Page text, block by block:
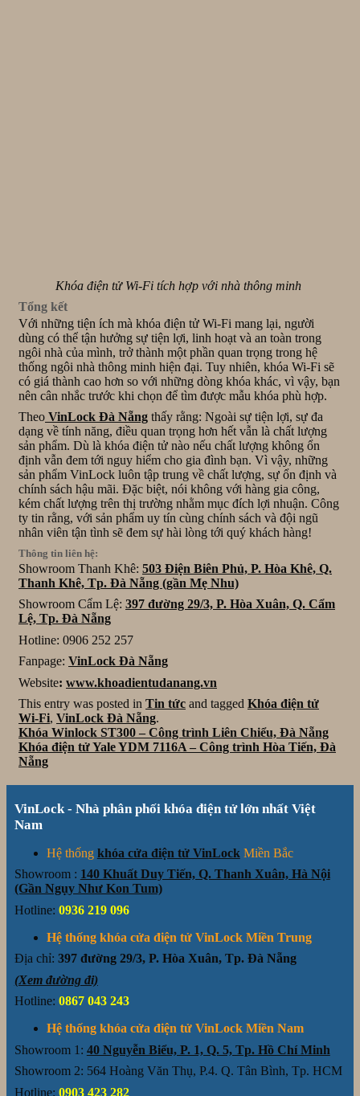
Khóa điện tử Wi-Fi tích hợp với nhà thông minh
Tổng kết
Với những tiện ích mà khóa điện tử Wi-Fi mang lại, người
dùng có thể tận hưởng sự tiện lợi, linh hoạt và an toàn trong
ngôi nhà của mình, trở thành một phần quan trọng trong hệ
thống ngôi nhà thông minh hiện đại. Tuy nhiên, khóa Wi-Fi sẽ
có giá thành cao hơn so với những dòng khóa khác, vì vậy, bạn
nên cân nhắc trước khi chọn để tìm được mẫu khóa phù hợp.
Theo VinLock Đà Nẵng thấy rằng: Ngoài sự tiện lợi, sự đa
dạng về tính năng, điều quan trọng hơn hết vẫn là chất lượng
sản phẩm. Dù là khóa điện tử nào nếu chất lượng không ổn
định vẫn đem tới nguy hiểm cho gia đình bạn. Vì vậy, những
sản phẩm VinLock luôn tập trung về chất lượng, sự ổn định và
chính sách hậu mãi. Đặc biệt, nói không với hàng gia công,
kém chất lượng trên thị trường nhằm mục đích lợi nhuận. Công
ty tin rằng, với sản phẩm uy tín cùng chính sách và đội ngũ
nhân viên tận tình sẽ đem sự hài lòng tới quý khách hàng!
Thông tin liên hệ:
Showroom Thanh Khê: 503 Điện Biên Phủ, P. Hòa Khê, Q.
Thanh Khê, Tp. Đà Nẵng (gần Mẹ Nhu)
Showroom Cẩm Lệ: 397 đường 29/3, P. Hòa Xuân, Q. Cẩm
Lệ, Tp. Đà Nẵng
Hotline: 0906 252 257
Fanpage: VinLock Đà Nẵng
Website: www.khoadientudanang.vn
This entry was posted in Tin tức and tagged Khóa điện tử
Wi-Fi, VinLock Đà Nẵng.
Khóa Winlock ST300 – Công trình Liên Chiểu, Đà Nẵng
Khóa điện tử Yale YDM 7116A – Công trình Hòa Tiến, Đà
Nẵng
VinLock - Nhà phân phối khóa điện tử lớn nhất Việt
Nam
Hệ thống khóa cửa điện tử VinLock Miền Bắc
Showroom : 140 Khuất Duy Tiến, Q. Thanh Xuân, Hà Nội
(Gần Ngụy Như Kon Tum)
Hotline: 0936 219 096
Hệ thống khóa cửa điện tử VinLock Miền Trung
Địa chỉ: 397 đường 29/3, P. Hòa Xuân, Tp. Đà Nẵng
(Xem đường đi)
Hotline: 0867 043 243
Hệ thống khóa cửa điện tử VinLock Miền Nam
Showroom 1: 40 Nguyễn Biểu, P. 1, Q. 5, Tp. Hồ Chí Minh
Showroom 2: 564 Hoàng Văn Thụ, P.4. Q. Tân Bình, Tp. HCM
Hotline: 0903 423 282